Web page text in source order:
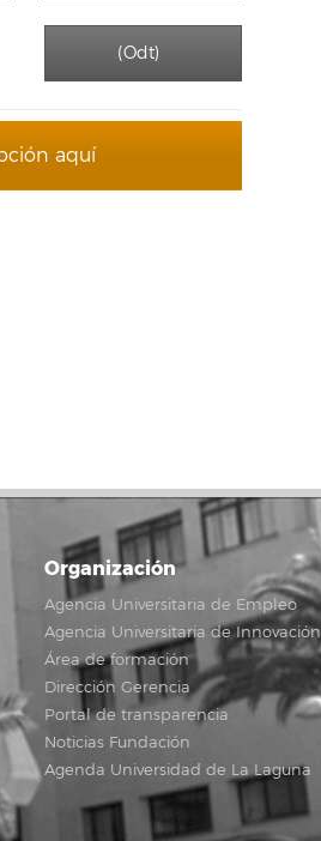
(Odt)
aquí
Organización
Agencia Universitaria de Empleo
Agencia Universitaria de Innovación
Área de formación
Dirección Gerencia
Portal de transparencia
Noticias Fundación
Agenda Universidad de La Laguna